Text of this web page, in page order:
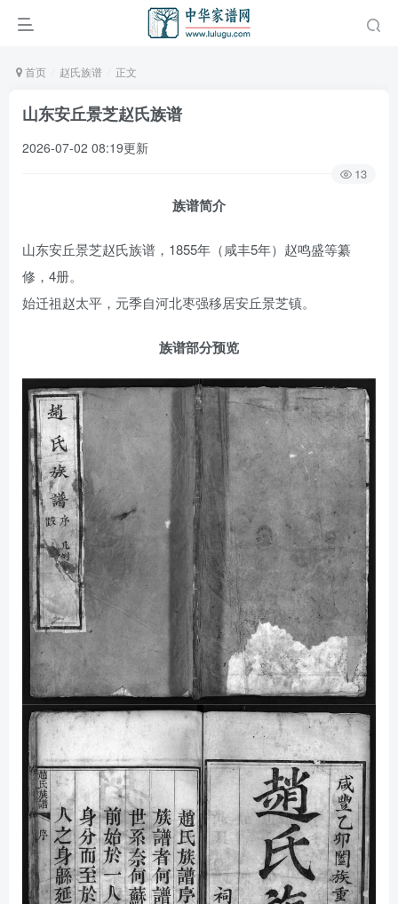
首页 赵氏族谱 正文
山东安丘景芝赵氏族谱
2026-07-02 08:19更新
13
族谱简介
山东安丘景芝赵氏族谱，1855年（咸丰5年）赵鸣盛等纂
修，4册。
始迁祖赵太平，元季自河北枣强移居安丘景芝镇。
族谱部分预览